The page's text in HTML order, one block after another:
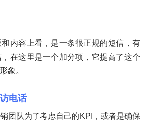
内容上看，是一条很正规的短信，有
在这里是一个加分项，它提高了这个
象。
电话
团队为了考虑自己的KPI，或者是确保